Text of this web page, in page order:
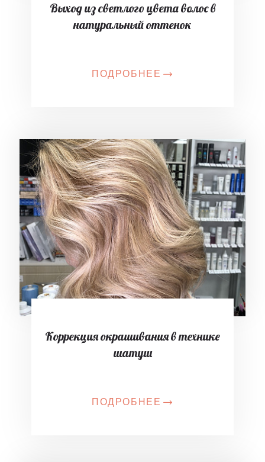
Выход из светлого цвета волос в
натуральный оттенок
ПОДРОБНЕЕ
Коррекция окрашивания в технике
шатуш
ПОДРОБНЕЕ